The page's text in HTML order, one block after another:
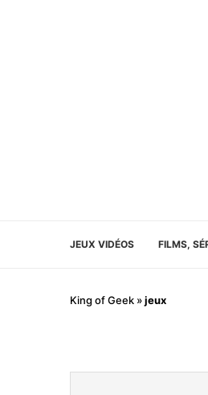
JEUX VIDÉOS FILMS,
King of Geek »jeux